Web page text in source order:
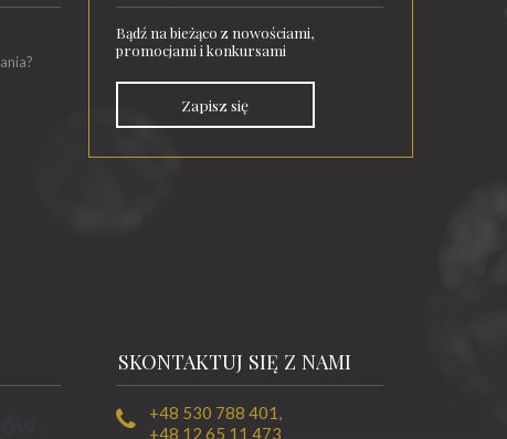
Bądź na bieżąco z nowościami,
promocjami i konkursami
Zapisz się
SKONTAKTUJ SIĘ Z NAMI
+48 530 788 401 ,
+48 12 65 11 473